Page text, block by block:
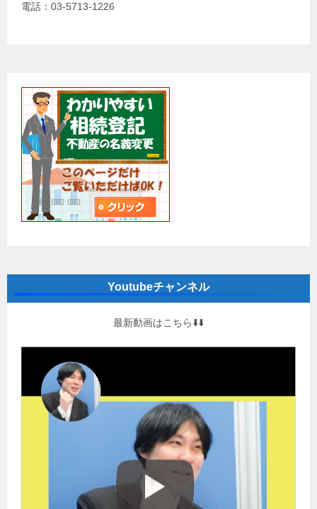
電話：03-5713-1226
Youtubeチャンネル
最新動画はこちら⬇️⬇️